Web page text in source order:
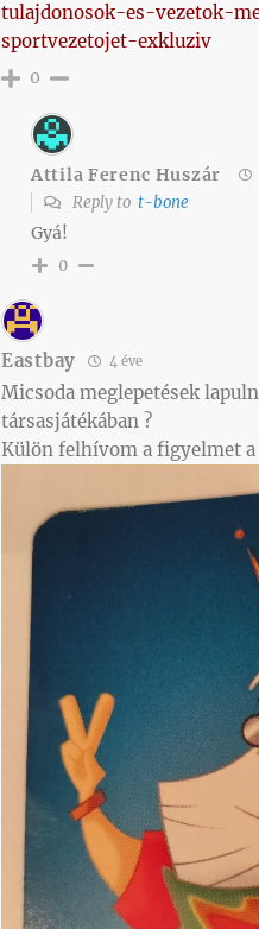
tulajdonosok-es-vezetok-
sportvezetojet-exkluziv
0
Attila Ferenc Huszár
Reply to t-bone
Gyá!
0
Eastbay 4 éve
Micsoda meglepetések
társasjátékában ?
Külön felhívom a figyelmet